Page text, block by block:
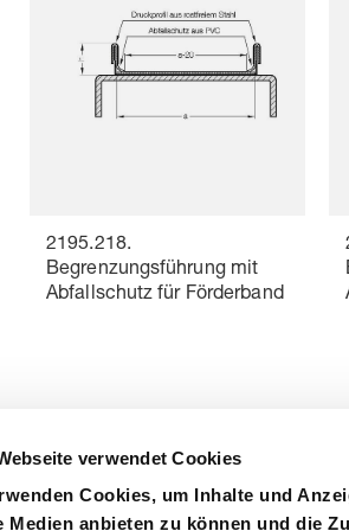
verwendet Cookies
Cookies, um Inhalte und
Medien anbieten zu können und die
2195.218.
Begrenzungsführung mit
Abfallschutz für Förderband